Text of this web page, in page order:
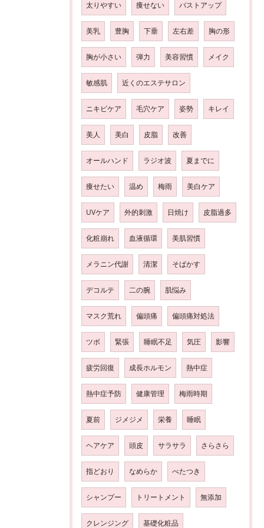
太りやすい 痩せない バストアップ
美乳 豊胸 下垂 左右差 胸の形
胸が小さい 弾力 美容習慣 メイク
敏感肌 近くのエステサロン
ニキビケア 毛穴ケア 姿勢 キレイ
美人 美白 皮脂 改善
オールハンド ラジオ波 夏までに
痩せたい 温め 梅雨 美白ケア
UVケア 外的刺激 日焼け 皮脂過多
化粧崩れ 血液循環 美肌習慣
メラニン代謝 清潔 そばかす
デコルテ 二の腕 肌悩み
マスク荒れ 偏頭痛 偏頭痛対処法
ツボ 緊張 睡眠不足 気圧 影響
疲労回復 成長ホルモン 熱中症
熱中症予防 健康管理 梅雨時期
夏前 ジメジメ 栄養 睡眠
ヘアケア 頭皮 サラサラ さらさら
指どおり なめらか べたつき
シャンプー トリートメント 無添加
クレンジング 基礎化粧品